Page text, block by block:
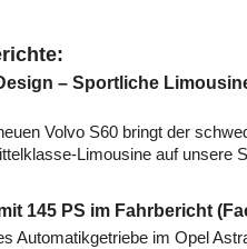
– Sportliche
Volvo S60 bringt der
Limousine auf unsere
145 PS im Fahrbericht
Automatikgetriebe im Opel